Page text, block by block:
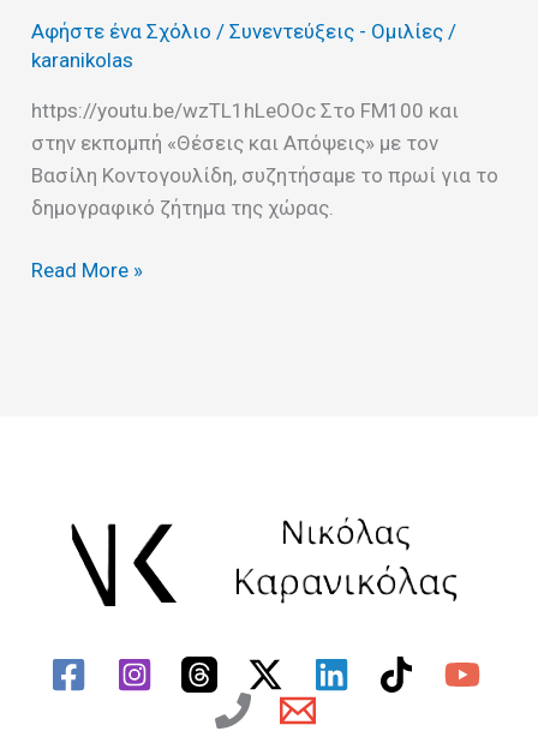
Αφήστε ένα Σχόλιο /Συνεντεύξεις - Ομιλίες /
karanikolas
https://youtu.be/wzTL1hLeOOc Στο FM100 και
στην εκπομπή «Θέσεις και Απόψεις» με τον
Βασίλη Κοντογουλίδη, συζητήσαμε το πρωί για το
δημογραφικό ζήτημα της χώρας.
Read More »